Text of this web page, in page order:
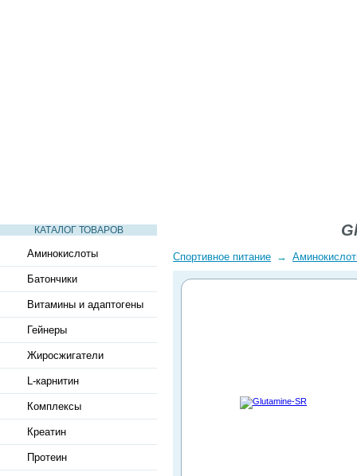
КАТАЛОГ ТОВАРОВ
Аминокислоты
Батончики
Витамины и адаптогены
Гейнеры
Жиросжигатели
L-карнитин
Комплексы
Креатин
Протеин
Спортивное питание →